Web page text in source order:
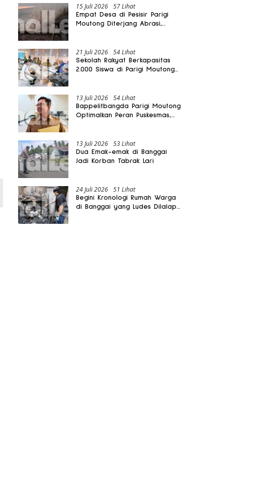
15 Juli 2026 57 Lihat
Empat Desa di Pesisir Parigi
Moutong Diterjang Abrasi,
21 Juli 2026 54 Lihat
Sekolah Rakyat Berkapasitas
2.000 Siswa di Parigi Moutong
13 Juli 2026 54 Lihat
Bappelitbangda Parigi Moutong
Optimalkan Peran Puskesmas,
13 Juli 2026 53 Lihat
Dua Emak-emak di Banggai
Jadi Korban Tabrak Lari
24 Juli 2026 51 Lihat
Begini Kronologi Rumah Warga
di Banggai yang Ludes Dilalap